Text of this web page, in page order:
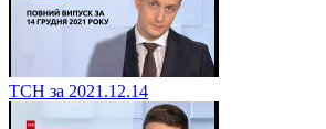
ТСН за 2021.12.14